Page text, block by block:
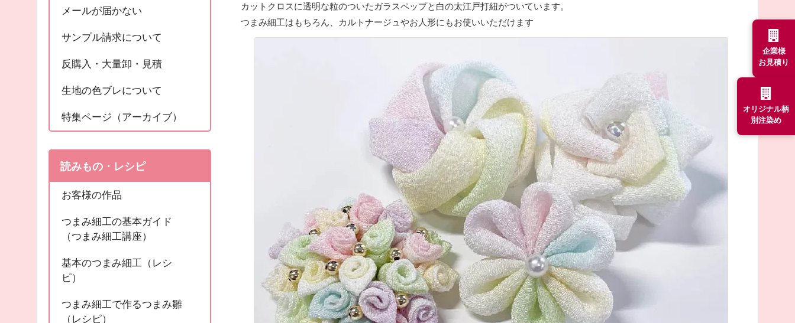
カットクロスに透明な粒のついたガラスペップと白の太江戸打紐がついています。
つまみ細工はもちろん、カルトナージュやお人形にもお使いいただけます
メールが届かない
サンプル請求について
反購入・大量卸・見積
生地の色ブレについて
特集ページ（アーカイブ）
読みもの・レシピ
お客様の作品
つまみ細工の基本ガイド
（つまみ細工講座）
基本のつまみ細工（レシ
ピ）
つまみ細工で作るつまみ雛
（レシピ）
企業様
お見積り
オリジナル柄
別注染め